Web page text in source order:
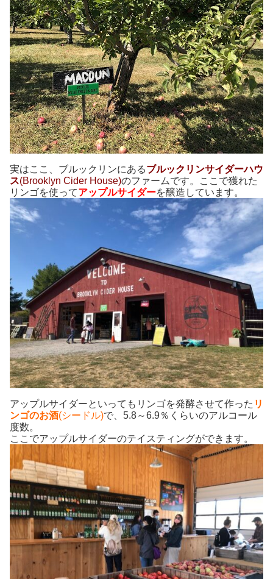
実はここ、ブルックリンにあるブルックリンサイダーハウ
ス(Brooklyn Cider House)のファームです。ここで獲れた
リンゴを使ってアップルサイダーを醸造しています。
アップルサイダーといってもリンゴを発酵させて作った リ
ンゴのお酒(シードル)で、5.8～6.9％くらいのアルコール
度数。
ここでアップルサイダーのテイスティングができます。